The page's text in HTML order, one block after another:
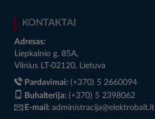
KONTAKTAI
Adresas:
Liepkalnio g. 85A,
Vilnius LT-02120, Lietuva
Pardavimai: (+370) 5 2660094
Buhalterija: (+370) 5 2398062
E-mail: administracija@elektrobalt.lt